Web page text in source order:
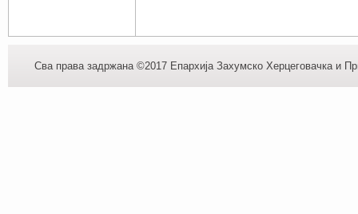
Сва права задржана ©2017 Епархија Захумско Херцеговачка и